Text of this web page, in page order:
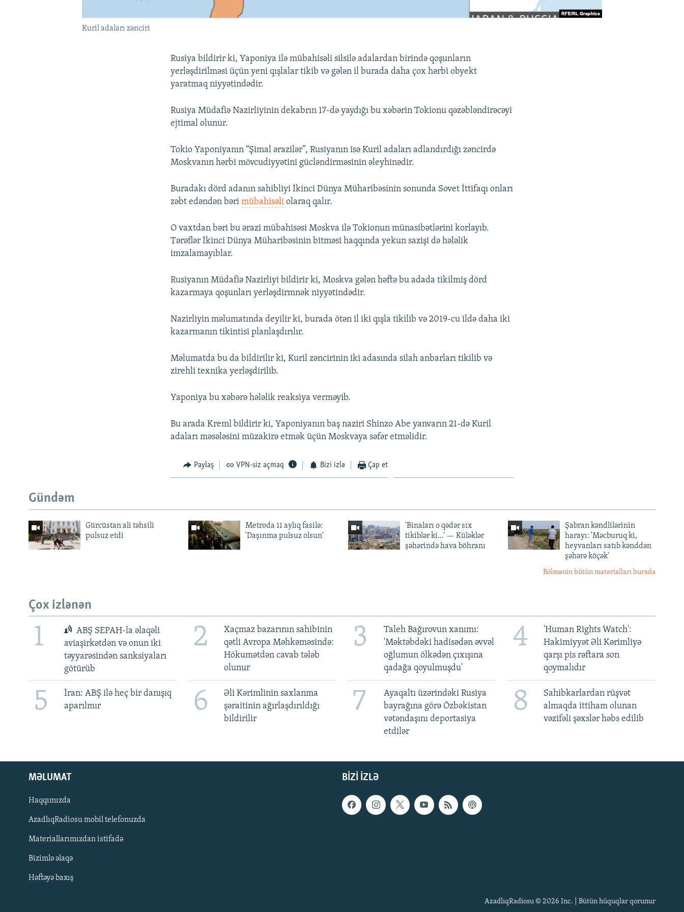
Kuril adaları zənciri
Rusiya bildirir ki, Yaponiya ilə mübahisəli silsilə adalardan birində qoşunların
yerləşdirilməsi üçün yeni qışlalar tikib və gələn il burada daha çox hərbi obyekt
yaratmaq niyyətindədir.
Rusiya Müdafiə Nazirliyinin dekabrın 17-də yaydığı bu xəbərin Tokionu qəzəbləndirəcəyi
ejtimal olunur.
Tokio Yaponiyanın “Şimal ərazilər”, Rusiyanın isə Kuril adaları adlandırdığı zəncirdə
Moskvanın hərbi mövcudiyyətini gücləndirməsinin əleyhinədir.
Buradakı dörd adanın sahibliyi İkinci Dünya Müharibəsinin sonunda Sovet İttifaqı onları
zəbt edəndən bərimübahisəli olaraq qalır.
O vaxtdan bəri bu ərazi mübahisəsi Moskva ilə Tokionun münasibətlərini korlayıb.
Tərəflər İkinci Dünya Müharibəsinin bitməsi haqqında yekun sazişi də hələlik
imzalamayıblar.
Rusiyanın Müdafiə Nazirliyi bildirir ki, Moskva gələn həftə bu adada tikilmiş dörd
kazarmaya qoşunları yerləşdirmnək niyyətindədir.
Nazirliyin məlumatında deyilir ki, burada ötən il iki qışla tikilib və 2019-cu ildə daha iki
kazarmanın tikintisi planlaşdırılır.
Məlumatda bu da bildirilir ki, Kuril zəncirinin iki adasında silah anbarları tikilib və
zirehli texnika yerləşdirilib.
Yaponiya bu xəbərə hələlik reaksiya verməyib.
Bu arada Kreml bildirir ki, Yaponiyanın baş naziri Shinzo Abe yanvarın 21-də Kuril
adaları məsələsini müzakirə etmək üçün Moskvaya səfər etməlidir.
Paylaş VPN-siz açmaq Bizi izlə Çap et
Gündəm
Gürcüstan ali təhsili
pulsuz etdi
Metroda 11 aylıq fasilə:
'Daşınma pulsuz olsun'
'Binaları o qədər sıx
tikiblər ki...' — Küləklər
şəhərində hava böhranı
Şabran kəndlilərinin
harayı: 'Məcburuq ki,
heyvanları satıb kənddən
şəhərə köçək'
Bölmənin bütün materialları burada
Çox izlənən
1
ABŞ SEPAH-la əlaqəli
aviaşirkətdən və onun iki
təyyarəsindən sanksiyaları
götürüb
2
Xaçmaz bazarının sahibinin
qətli Avropa Məhkəməsində:
Hökumətdən cavab tələb
olunur
3
Taleh Bağırovun xanımı:
'Məktəbdəki hadisədən əvvəl
oğlumun ölkədən çıxışına
qadağa qoyulmuşdu'
4
'Human Rights Watch':
Hakimiyyət Əli Kərimliyə
qarşı pis rəftara son
qoymalıdır
5
İran: ABŞ ilə heç bir danışıq
aparılmır
6
Əli Kərimlinin saxlanma
şəraitinin ağırlaşdırıldığı
bildirilir
7
Ayaqaltı üzərindəki Rusiya
bayrağına görə Özbəkistan
vətəndaşını deportasiya
etdilər
8
Sahibkarlardan rüşvət
almaqda ittiham olunan
vəzifəli şəxslər həbs edilib
BIZI IZLƏ
MƏLUMAT
Haqqımızda
AzadlıqRadiosu mobil telefonuzda
Materiallarımızdan istifadə
Bizimlə əlaqə
Həftəyə baxış
AzadlıqRadiosu © 2026 Inc. | Bütün hüquqlar qorunur